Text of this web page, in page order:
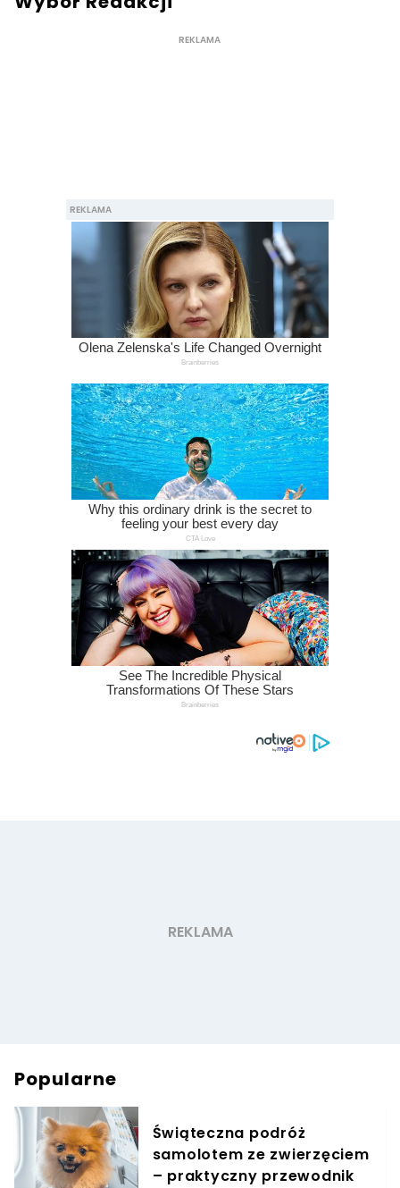
Popularne
Świąteczna podróż
samolotem ze zwierzęciem
– praktyczny przewodnik